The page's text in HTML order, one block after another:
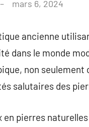
mars 6, 2024
ancienne
dans le monde
non seulement
salutaires des
en pierres